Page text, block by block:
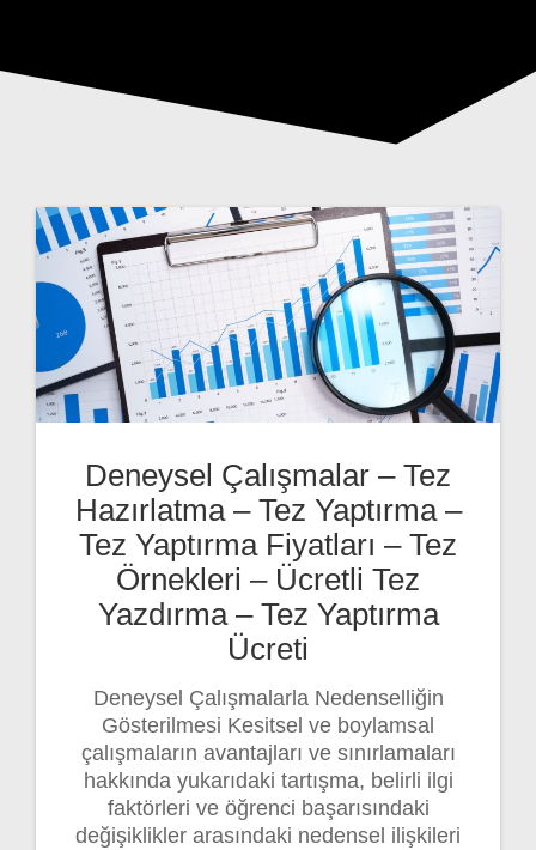
Deneysel Çalışmalar – Tez
Hazırlatma – Tez Yaptırma –
Tez Yaptırma Fiyatları – Tez
Örnekleri – Ücretli Tez
Yazdırma – Tez Yaptırma
Ücreti
Deneysel Çalışmalarla Nedenselliğin
Gösterilmesi Kesitsel ve boylamsal
çalışmaların avantajları ve sınırlamaları
hakkında yukarıdaki tartışma, belirli ilgi
faktörleri ve öğrenci başarısındaki
değişiklikler arasındaki nedensel ilişkileri